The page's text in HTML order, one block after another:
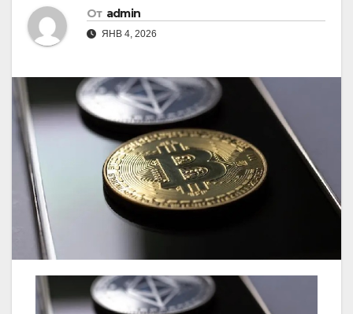
От admin
ЯНВ 4, 2026